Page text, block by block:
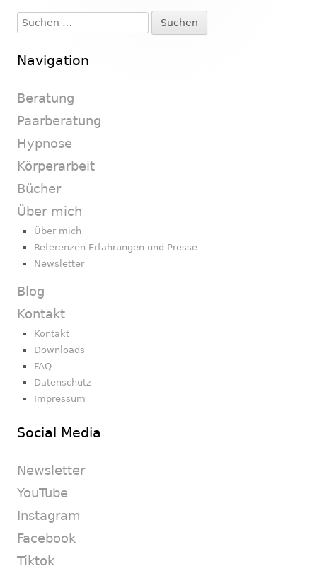
Seitenleiste
Suchen
nach:
Navigation
Beratung
Paarberatung
Hypnose
Körperarbeit
Bücher
Über mich
Über mich
Referenzen Erfahrungen und Presse
Newsletter
Blog
Kontakt
Kontakt
Downloads
FAQ
Datenschutz
Impressum
Social Media
Newsletter
YouTube
Instagram
Facebook
Tiktok